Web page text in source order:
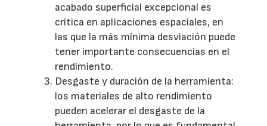
acabado superficial excepcional es
crítica en aplicaciones espaciales, en
las que la más mínima desviación puede
tener importante consecuencias en el
rendimiento.
Desgaste y duración de la herramienta:
los materiales de alto rendimiento
pueden acelerar el desgaste de la